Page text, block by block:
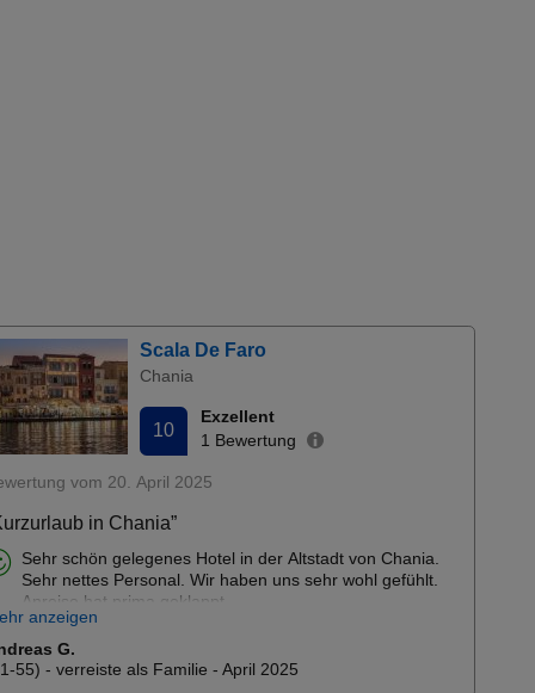
Scala De Faro
Chania
10
Exzellent
1 Bewertung
vom 20. April 2025
in Chania”
Sehr schön gelegenes Hotel in der Altstadt von Chania.
Sehr nettes Personal. Wir haben uns sehr wohl gefühlt.
Anreise hat prima geklappt...
unübersichtlich und erst nach langer Suche den Richtigen
gefunden.
anzeigen
G.
55) - verreiste als Familie - April 2025